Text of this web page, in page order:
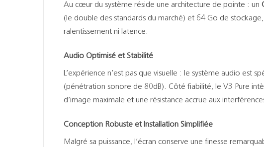
Au cœur du système réside une architecture de pointe : un
(le double des standards du marché) et 64 Go de
ralentissement ni latence.
Audio Optimisé et Stabilité
L’expérience n’est pas que visuelle : le système audio est
(pénétration sonore de 80dB). Côté fiabilité, le V3 Pure
d’image maximale et une résistance accrue aux
Conception Robuste et Installation Simplifiée
Malgré sa puissance, l’écran conserve une finesse